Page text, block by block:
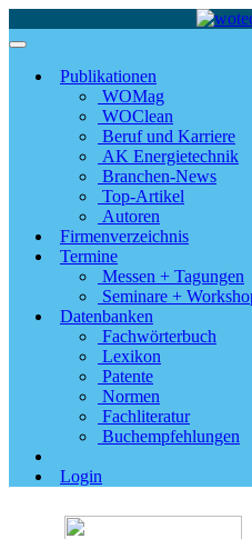
Publikationen
WOMag
WOClean
Beruf und Karriere
AK Energietechnik
Branchen-News
Top-Artikel
Autoren
Firmenverzeichnis
Termine
Messen + Tagungen
Seminare +
Datenbanken
Fachwörterbuch
Lexikon
Patente
Normen
Fachliteratur
Buchempfehlungen
Login